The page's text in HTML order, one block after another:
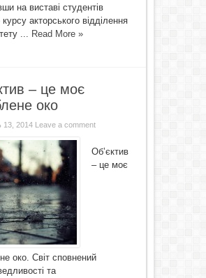
на виставі студентів
курсу акторського відділення
... Read More »
– це моє
око
13, 2014 Leave a comment
Об’єктив
– це моє
око. Світ сповнений
та